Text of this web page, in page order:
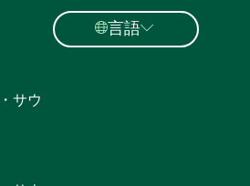
サウ
言語